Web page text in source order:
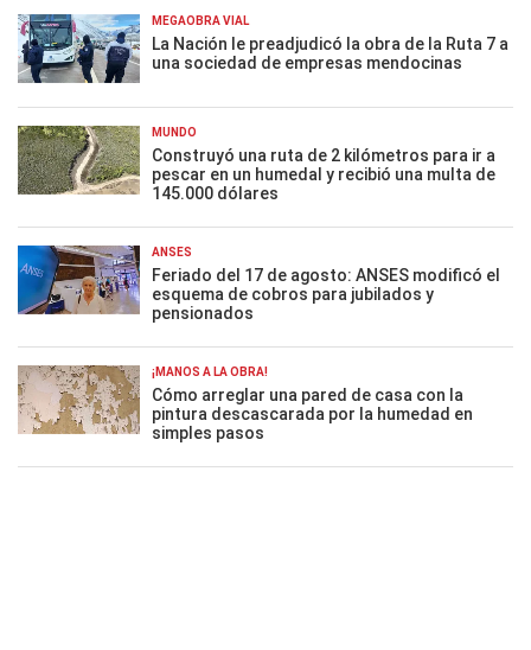
MEGAOBRA VIAL
La Nación le preadjudicó la obra de la Ruta 7 a
una sociedad de empresas mendocinas
MUNDO
Construyó una ruta de 2 kilómetros para ir a
pescar en un humedal y recibió una multa de
145.000 dólares
ANSES
Feriado del 17 de agosto: ANSES modificó el
esquema de cobros para jubilados y
pensionados
¡MANOS A LA OBRA!
Cómo arreglar una pared de casa con la
pintura descascarada por la humedad en
simples pasos